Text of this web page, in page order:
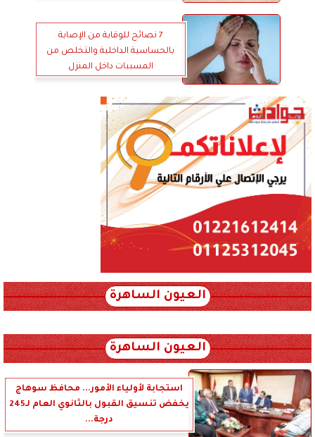
7 نصائح للوقاية من الإصابة
بالحساسية الداخلية والتخلص من
المسببات داخل المنزل
العيون الساهرة
العيون الساهرة
استجابة لأولياء الأمور... محافظ سوهاج
يخفض تنسيق القبول بالثانوي العام لـ245
درجة...